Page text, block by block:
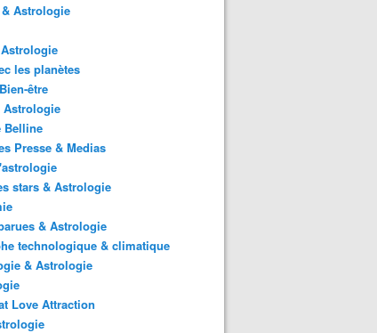
Astrologie
les planètes
être
Belline
Presse & Medias
stars & Astrologie
& Astrologie
technologique & climatique
& Astrologie
Love Attraction